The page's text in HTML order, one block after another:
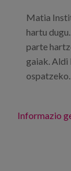
Matia
hartu
parte
gaiak. Aldi
ospatzeko.
Informazio